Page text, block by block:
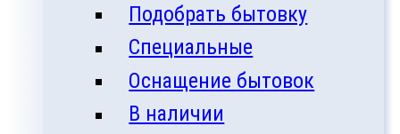
Подобрать бытовку
Специальные
Оснащение бытовок
В наличии